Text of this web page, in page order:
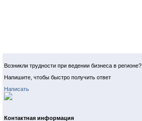
Возникли трудности при ведении бизнеса в регионе?
Напишите, чтобы быстро получить ответ
Написать
Контактная информация